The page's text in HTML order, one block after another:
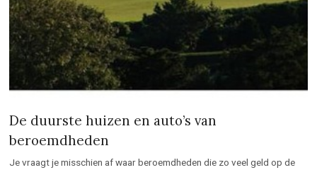
De duurste huizen en auto’s van
beroemdheden
Je vraagt je misschien af waar beroemdheden die zo veel geld op de